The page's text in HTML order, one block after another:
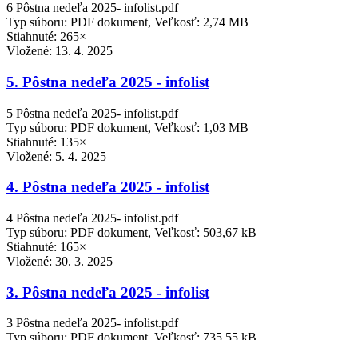
6 Pôstna nedeľa 2025- infolist.pdf
Typ súboru: PDF dokument, Veľkosť: 2,74 MB
Stiahnuté: 265×
Vložené: 13. 4. 2025
5. Pôstna nedeľa 2025 - infolist
5 Pôstna nedeľa 2025- infolist.pdf
Typ súboru: PDF dokument, Veľkosť: 1,03 MB
Stiahnuté: 135×
Vložené: 5. 4. 2025
4. Pôstna nedeľa 2025 - infolist
4 Pôstna nedeľa 2025- infolist.pdf
Typ súboru: PDF dokument, Veľkosť: 503,67 kB
Stiahnuté: 165×
Vložené: 30. 3. 2025
3. Pôstna nedeľa 2025 - infolist
3 Pôstna nedeľa 2025- infolist.pdf